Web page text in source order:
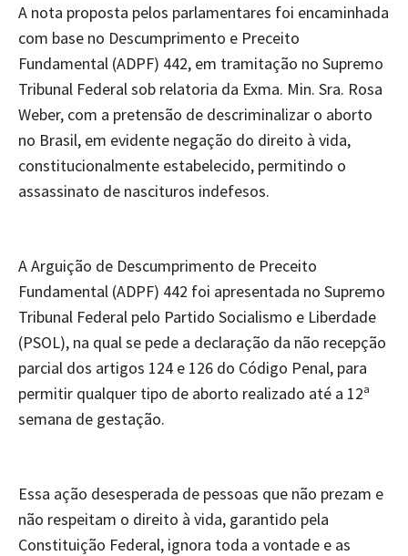
A nota proposta pelos parlamentares foi encaminhada
com base no Descumprimento e Preceito
Fundamental (ADPF) 442, em tramitação no Supremo
Tribunal Federal sob relatoria da Exma. Min. Sra. Rosa
Weber, com a pretensão de descriminalizar o aborto
no Brasil, em evidente negação do direito à vida,
constitucionalmente estabelecido, permitindo o
assassinato de nascituros indefesos.
A Arguição de Descumprimento de Preceito
Fundamental (ADPF) 442 foi apresentada no Supremo
Tribunal Federal pelo Partido Socialismo e Liberdade
(PSOL), na qual se pede a declaração da não recepção
parcial dos artigos 124 e 126 do Código Penal, para
permitir qualquer tipo de aborto realizado até a 12ª
semana de gestação.
Essa ação desesperada de pessoas que não prezam e
não respeitam o direito à vida, garantido pela
Constituição Federal, ignora toda a vontade e as